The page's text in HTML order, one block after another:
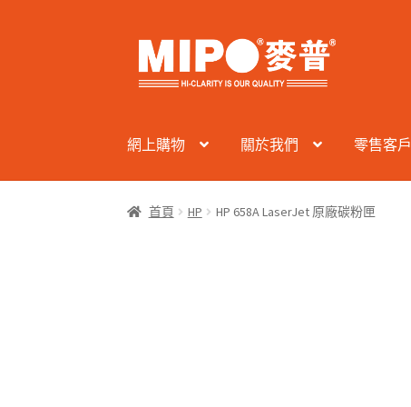
Skip
to
navigation
Skip
to
content
網上購物 關於我們 零售客戶
首頁 HP HP 658A LaserJet 原廠碳粉匣